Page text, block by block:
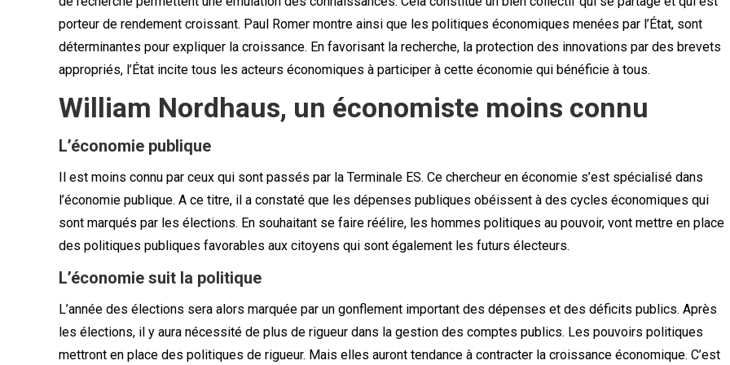
porteur de rendement croissant. Paul Romer montre ainsi que les politiques économiques menées par l’État, sont
déterminantes pour expliquer la croissance. En favorisant la recherche, la protection des innovations par des brevets
appropriés, l’État incite tous les acteurs économiques à participer à cette économie qui bénéficie à tous.
William Nordhaus, un économiste moins connu
L’économie publique
Il est moins connu par ceux qui sont passés par la Terminale ES. Ce chercheur en économie s’est spécialisé dans
l’économie publique. A ce titre, il a constaté que les dépenses publiques obéissent à des cycles économiques qui
sont marqués par les élections. En souhaitant se faire réélire, les hommes politiques au pouvoir, vont mettre en place
des politiques publiques favorables aux citoyens qui sont également les futurs électeurs.
L’économie suit la politique
L’année des élections sera alors marquée par un gonflement important des dépenses et des déficits publics. Après
les élections, il y aura nécessité de plus de rigueur dans la gestion des comptes publics. Les pouvoirs politiques
mettront en place des politiques de rigueur. Mais elles auront tendance à contracter la croissance économique. C’est